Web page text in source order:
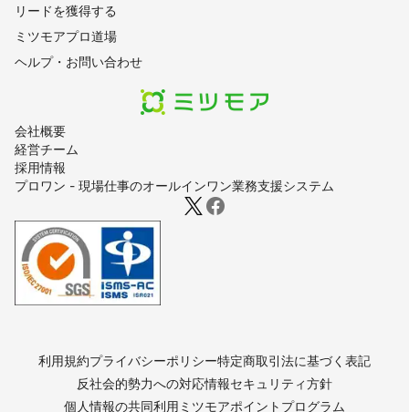
会社概要
経営チーム
採用情報
プロワン - 現場仕事のオールインワン業務支援システム
リードを獲得する
ミツモアプロ道場
ヘルプ・お問い合わせ
利用規約プライバシーポリシー特定商取引法に基づく表記
反社会的勢力への対応情報セキュリティ方針
個人情報の共同利用 ミツモアポイントプログラム